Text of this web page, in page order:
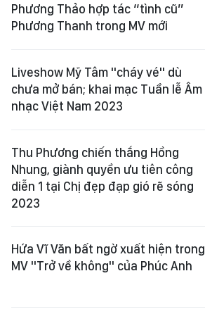
Phương Thảo hợp tác “tình cũ”
Phương Thanh trong MV mới
Liveshow Mỹ Tâm "cháy vé" dù
chưa mở bán; khai mạc Tuần lễ Âm
nhạc Việt Nam 2023
Thu Phương chiến thắng Hồng
Nhung, giành quyền ưu tiên công
diễn 1 tại Chị đẹp đạp gió rẽ sóng
2023
Hứa Vĩ Văn bất ngờ xuất hiện trong
MV "Trở về không" của Phúc Anh